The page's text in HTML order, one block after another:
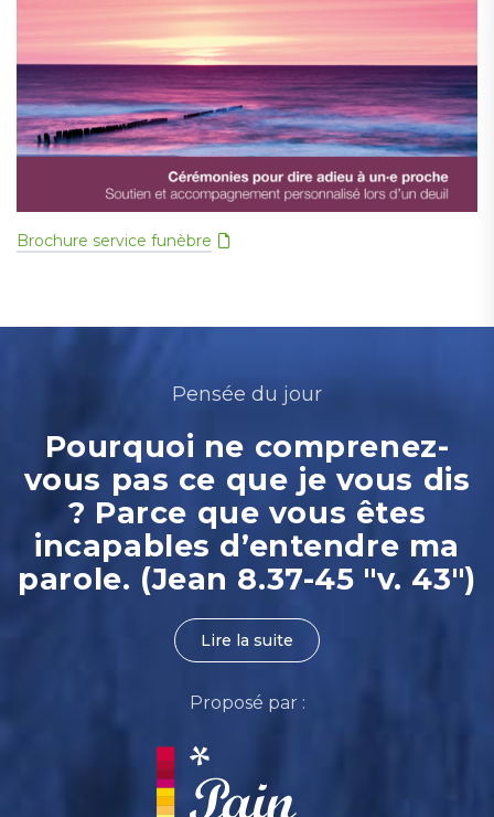
Brochure service funèbre
Pensée du jour
Pourquoi ne comprenez-
vous pas ce que je vous dis
? Parce que vous êtes
incapables d’entendre ma
parole. (Jean 8.37-45 "v. 43")
Lire la suite
Proposé par :